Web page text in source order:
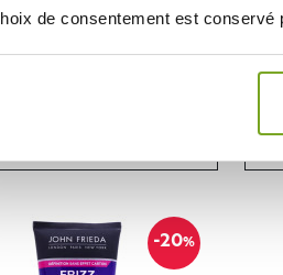
de consentement est conservé
JOHN FRIEDA
-20%